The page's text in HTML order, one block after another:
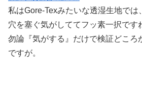
私はGore-Texみたいな透湿生地では
穴を塞ぐ気がしててフッ素一択です
勿論『気がする』だけで検証どころ
ですが。